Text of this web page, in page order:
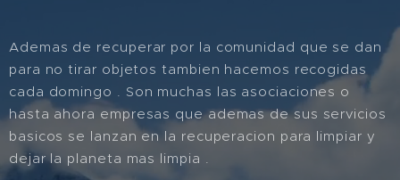
Ademas de recuperar por la comunidad que se dan
para no tirar objetos tambien hacemos recogidas
cada domingo . Son muchas las asociaciones o
hasta ahora empresas que ademas de sus servicios
basicos se lanzan en la recuperacion para limpiar y
dejar la planeta mas limpia .